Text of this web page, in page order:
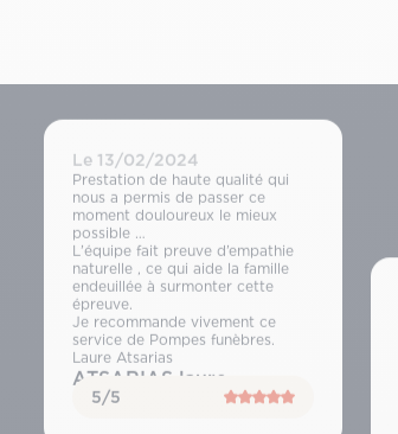
Le 13/02/2024
Prestation de haute qualité qui
nous a permis de passer ce
moment douloureux le mieux
possible …
L’équipe fait preuve d’empathie
naturelle , ce qui aide la famille
endeuillée à surmonter cette
épreuve.
Je recommande vivement ce
service de Pompes funèbres.
Laure Atsarias
ATSARIAS laure
5/5